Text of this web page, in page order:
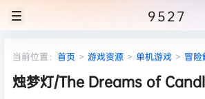
9527
当前位置： 首页 > 游戏资源 > 单机游戏 > 冒险
烛梦灯/The Dreams of